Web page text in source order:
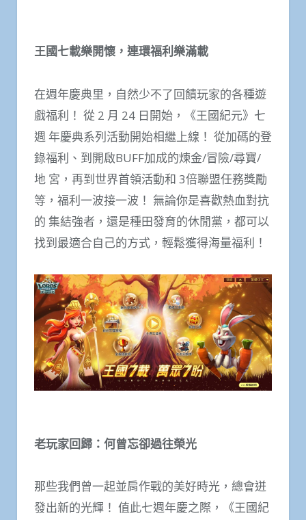
王國七載樂開懷，連環福利樂滿載
在週年慶典里，自然少不了回饋玩家的各種遊
戲福利！ 從 2 月 24 日開始，《王國紀元》七
週 年慶典系列活動開始相繼上線！ 從加碼的登
錄福利、到開啟BUFF加成的煉金/冒險/尋寶/
地 宮，再到世界首領活動和 3倍聯盟任務獎勵
等，福利一波接一波！ 無論你是喜歡熱血對抗
的 集結強者，還是種田發育的休閒黨，都可以
找到最適合自己的方式，輕鬆獲得海量福利！
老玩家回歸：何曾忘卻過往榮光
那些我們曾一起並肩作戰的美好時光，總會迸
發出新的光輝！ 值此七週年慶之際，《王國紀